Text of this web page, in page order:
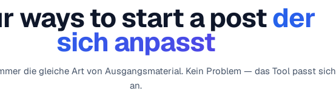
ways to start a postder
sich anpasst
die gleiche Art von Ausgangsmaterial. Kein Problem — das Tool passt sich
an.